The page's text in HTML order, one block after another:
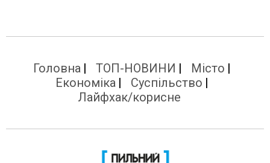
Головна ТОП-НОВИНИ
Місто
Економіка
Суспільство
Лайфхак/корисне